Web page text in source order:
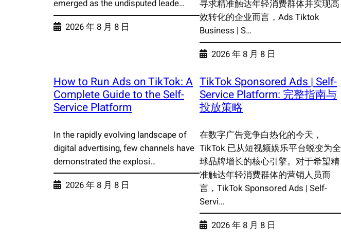
emerged as the undisputed leade…
2026 年 8 月 8 日
寻求精准触达年轻消费群体并实现高
效转化的企业而言，Ads Tiktok
Business | S…
2026 年 8 月 8 日
How to Run Ads on TikTok: A
Complete Guide to the Self-
Service Platform
In the rapidly evolving landscape of
digital advertising, few channels have
demonstrated the explosi…
2026 年 8 月 8 日
TikTok Sponsored Ads | Self-
Service Platform: 完整指南与
投放策略
在数字广告竞争白热化的今天，
TikTok 已从短视频娱乐平台蜕变为全
球品牌增长的核心引擎。对于希望精
准触达年轻消费群体的营销人员而
言，TikTok Sponsored Ads | Self-
Servi…
2026 年 8 月 8 日